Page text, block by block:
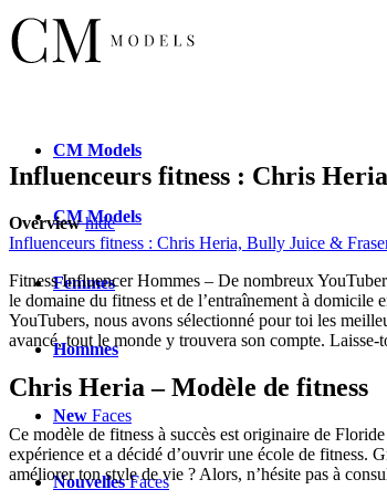
CM Models
CMModels
Femmes
Hommes
New Faces
NouvellesFaces
Influenceurs fitness : Chris
Overview hide
Influenceurs fitness : Chris Heria, Bully Juice &
Fitness Influencer Hommes – De nombreux
le domaine du fitness et de l’entraînement à domicile
YouTubers, nous avons sélectionné pour toi les
avancé, tout le monde y trouvera son compte.
Chris Heria – Modèle de fitness
Ce modèle de fitness à succès est originaire de
expérience et a décidé d’ouvrir une école de fitness.
améliorer ton style de vie ? Alors, n’hésite pas à